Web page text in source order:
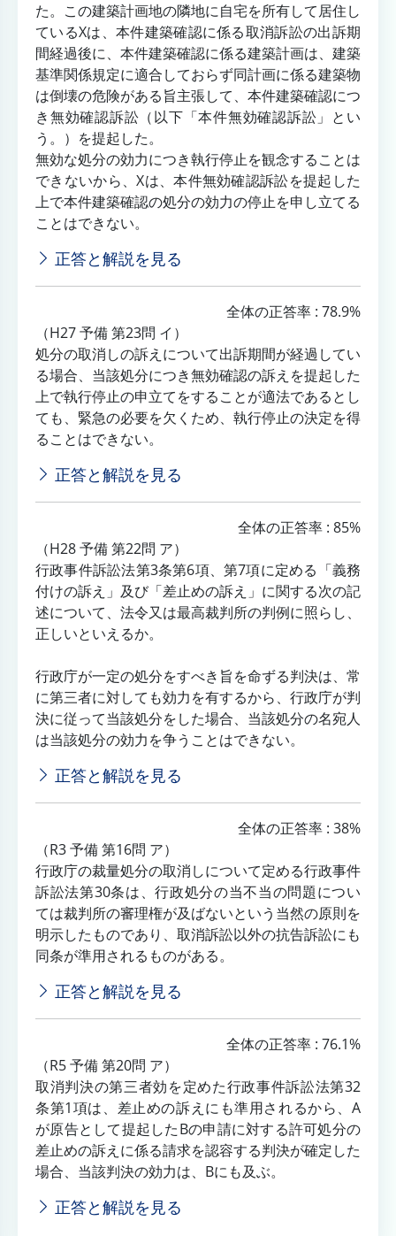
た。この建築計画地の隣地に自宅を所有して居住し
ているXは、本件建築確認に係る取消訴訟の出訴期
間経過後に、本件建築確認に係る建築計画は、建築
基準関係規定に適合しておらず同計画に係る建築物
は倒壊の危険がある旨主張して、本件建築確認につ
き無効確認訴訟（以下「本件無効確認訴訟」とい
う。）を提起した。
無効な処分の効力につき執行停止を観念することは
できないから、Xは、本件無効確認訴訟を提起した
上で本件建築確認の処分の効力の停止を申し立てる
ことはできない。
正答と解説を見る
全体の正答率 : 78.9%
（H27 予備 第23問 イ）
処分の取消しの訴えについて出訴期間が経過してい
る場合、当該処分につき無効確認の訴えを提起した
上で執行停止の申立てをすることが適法であるとし
ても、緊急の必要を欠くため、執行停止の決定を得
ることはできない。
正答と解説を見る
全体の正答率 : 85%
（H28 予備 第22問 ア）
行政事件訴訟法第3条第6項、第7項に定める「義務
付けの訴え」及び「差止めの訴え」に関する次の記
述について、法令又は最高裁判所の判例に照らし、
正しいといえるか。
行政庁が一定の処分をすべき旨を命ずる判決は、常
に第三者に対しても効力を有するから、行政庁が判
決に従って当該処分をした場合、当該処分の名宛人
は当該処分の効力を争うことはできない。
正答と解説を見る
全体の正答率 : 38%
（R3 予備 第16問 ア）
行政庁の裁量処分の取消しについて定める行政事件
訴訟法第30条は、行政処分の当不当の問題につい
ては裁判所の審理権が及ばないという当然の原則を
明示したものであり、取消訴訟以外の抗告訴訟にも
同条が準用されるものがある。
正答と解説を見る
全体の正答率 : 76.1%
（R5 予備 第20問 ア）
取消判決の第三者効を定めた行政事件訴訟法第32
条第1項は、差止めの訴えにも準用されるから、A
が原告として提起したBの申請に対する許可処分の
差止めの訴えに係る請求を認容する判決が確定した
場合、当該判決の効力は、Bにも及ぶ。
正答と解説を見る